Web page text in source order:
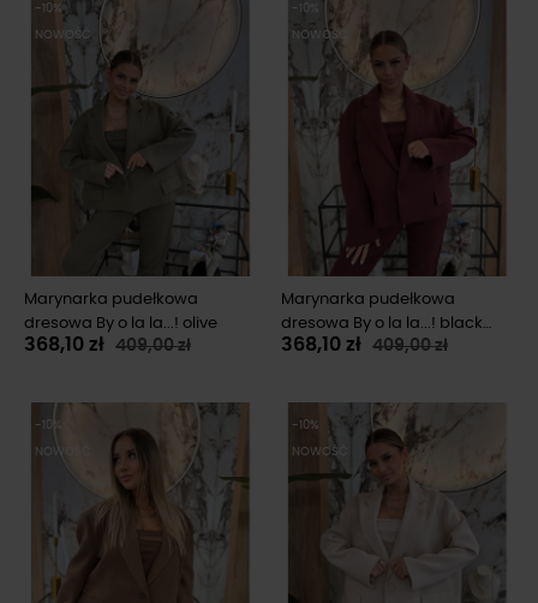
-10%
NOWOŚĆ
Marynarka pudełkowa
dresowa By o la la...! olive
368,10 zł 409,00 zł
-10%
NOWOŚĆ
Marynarka pudełkowa
dresowa By o la la...! black
cherry
368,10 zł 409,00 zł
-10%
NOWOŚĆ
-10%
NOWOŚĆ